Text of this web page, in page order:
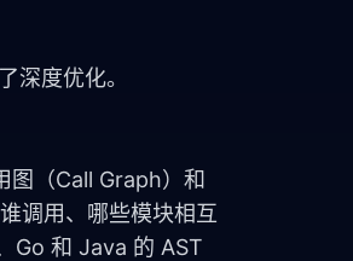
深度优化。
图（Call Graph）和
调用、哪些模块相互
Go 和 Java 的 AST